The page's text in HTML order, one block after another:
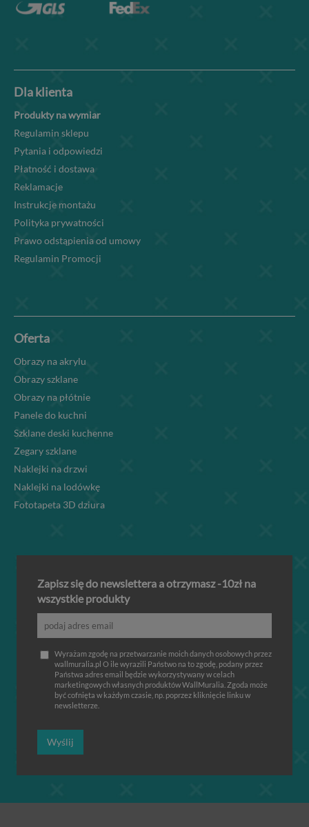
Dla klienta
Produkty na wymiar
Regulamin sklepu
Pytania i odpowiedzi
Płatność i dostawa
Reklamacje
Instrukcje montażu
Polityka prywatności
Prawo odstąpienia od umowy
Regulamin Promocji
Oferta
Obrazy na akrylu
Obrazy szklane
Obrazy na płótnie
Panele do kuchni
Szklane deski kuchenne
Zegary szklane
Naklejki na drzwi
Naklejki na lodówkę
Fototapeta 3D dziura
Zapisz się do newslettera a otrzymasz -10zł na
wszystkie produkty
Wyrażam zgodę na przetwarzanie moich danych osobowych przez
wallmuralia.pl O ile wyrazili Państwo na to zgodę, podany przez
Państwa adres email będzie wykorzystywany w celach
marketingowych własnych produktów WallMuralia. Zgoda może
być cofnięta w każdym czasie, np. poprzez kliknięcie linku w
newsletterze.
Wyślij